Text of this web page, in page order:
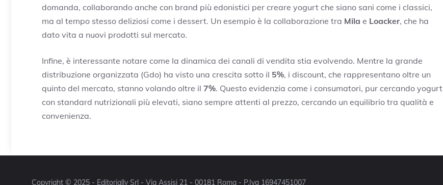
domanda, collaborando anche con brand più edonistici per creare yogurt che siano sani come i classici,
ma al tempo stesso deliziosi come i dessert. Un esempio è la collaborazione tra Mila e Loacker, che ha
dato vita a nuovi prodotti sul mercato.
Infine, è interessante notare come la dinamica dei canali di vendita stia evolvendo. Mentre la grande
distribuzione organizzata (Gdo) ha visto una crescita sotto il 5%, i discount, che rappresentano oltre un
quinto del mercato, stanno volando oltre il 7%. Questo evidenzia come i consumatori, pur cercando yogurt
con standard nutrizionali più elevati, siano sempre attenti al prezzo, cercando un equilibrio tra qualità e
convenienza.
Copyright © 2025 - Editorially Srl - Via Assisi 21 - 00181 Roma - P.Iva 16947451007